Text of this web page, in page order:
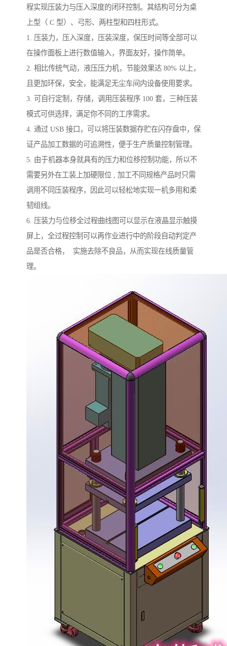
程实现压装力与压入深度的闭环控制。其结构可分为桌
上型（ C 型）、弓形、两柱型和四柱形式。
1. 压装力，压入深度，压装深度，保压时间等全部可以
在操作面板上进行数值输入，界面友好，操作简单。
2. 相比传统气动，液压压力机，节能效果达 80% 以上，
且更加环保，安全，能满足无尘车间内设备使用要求。
3. 可自行定制，存储，调用压装程序 100 套，三种压装
模式可供选择，满足你不同的工序需求。
4. 通过 USB 接口，可以将压装数据存贮在闪存盘中，保
证产品加工数据的可追溯性，便于生产质量控制管理。
5. 由于机器本身就具有的压力和位移控制功能，所以不
需要另外在工装上加硬限位 , 加工不同规格产品时只需
调用不同压装程序，因此可以轻松地实现一机多用和柔
韧组线。
6. 压装力与位移全过程曲线图可以显示在液晶显示触摸
屏上，全过程控制可以再作业进行中的阶段自动判定产
品是否合格， 实施去除不良品，从而实现在线质量管
理。